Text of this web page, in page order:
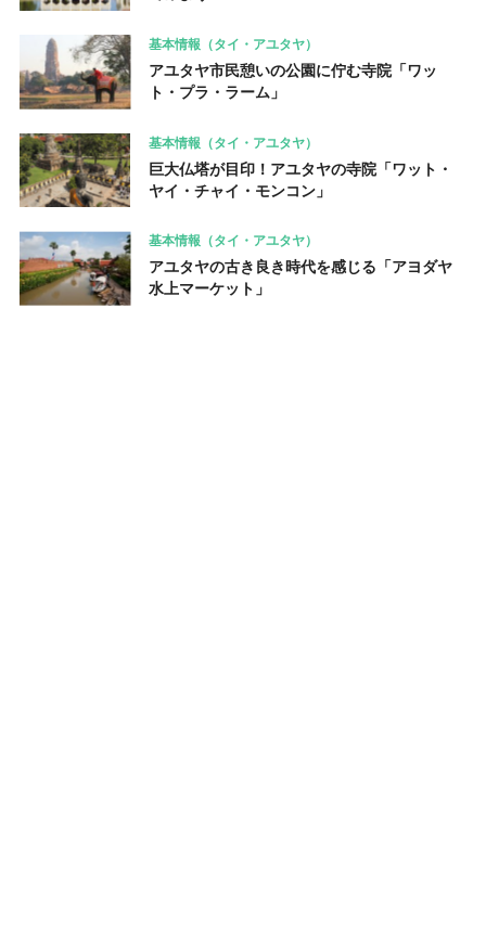
基本情報（タイ・アユタヤ）
アユタヤ市民憩いの公園に佇む寺院「ワッ
ト・プラ・ラーム」
基本情報（タイ・アユタヤ）
巨大仏塔が目印！アユタヤの寺院「ワット・
ヤイ・チャイ・モンコン」
基本情報（タイ・アユタヤ）
アユタヤの古き良き時代を感じる「アヨダヤ
水上マーケット」